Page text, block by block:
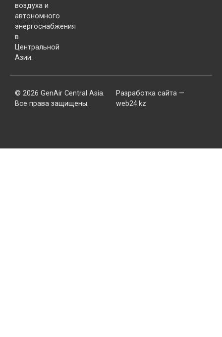
воздуха и
автономного
энергоснабжения
в
Центральной
Азии.
© 2026 GenAir Central Asia.
Все права защищены.
Разработка сайта —
web24.kz